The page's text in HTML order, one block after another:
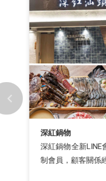
深紅鍋物
深紅鍋物全新LINE會
制會員，顧客關係經